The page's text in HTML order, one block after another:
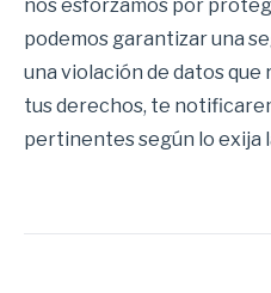
nos esforzamos por
podemos garantizar una
una violación de datos
tus derechos, te
pertinentes según lo exija